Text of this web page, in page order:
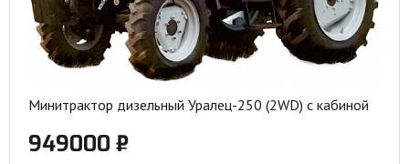
Минитрактор дизельный Уралец-250 (2WD) с кабиной
949000 ₽